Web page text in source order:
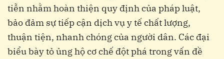
tiễn nhằm hoàn thiện quy định của pháp luật,
bảo đảm sự tiếp cận dịch vụ y tế chất lượng,
thuận tiện, nhanh chóng của người dân. Các đại
biểu bày tỏ ủng hộ cơ chế đột phá trong vấn đề